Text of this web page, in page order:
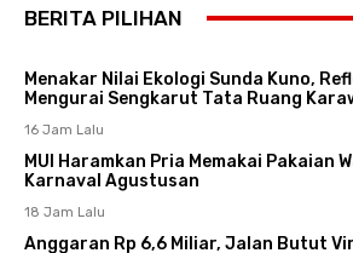
BERITA PILIHAN
Menakar Nilai Ekologi Sunda Kuno,
Mengurai Sengkarut Tata Ruang
16 Jam Lalu
MUI Haramkan Pria Memakai Pakaian
Karnaval Agustusan
18 Jam Lalu
Anggaran Rp 6,6 Miliar, Jalan Butut